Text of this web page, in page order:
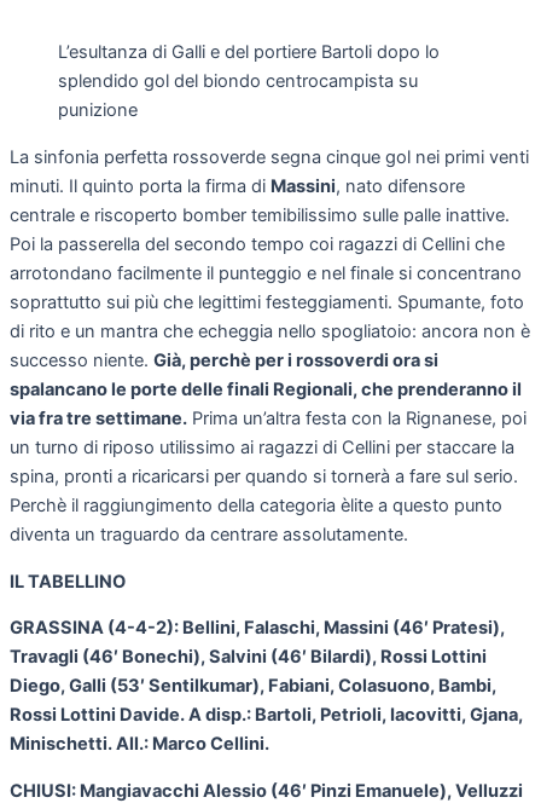
L’esultanza di Galli e del portiere Bartoli dopo lo
splendido gol del biondo centrocampista su
punizione
La sinfonia perfetta rossoverde segna cinque gol nei primi venti
minuti. Il quinto porta la firma di Massini, nato difensore
centrale e riscoperto bomber temibilissimo sulle palle inattive.
Poi la passerella del secondo tempo coi ragazzi di Cellini che
arrotondano facilmente il punteggio e nel finale si concentrano
soprattutto sui più che legittimi festeggiamenti. Spumante, foto
di rito e un mantra che echeggia nello spogliatoio: ancora non è
successo niente. Già, perchè per i rossoverdi ora si
spalancano le porte delle finali Regionali, che prenderanno il
via fra tre settimane. Prima un’altra festa con la Rignanese, poi
un turno di riposo utilissimo ai ragazzi di Cellini per staccare la
spina, pronti a ricaricarsi per quando si tornerà a fare sul serio.
Perchè il raggiungimento della categoria èlite a questo punto
diventa un traguardo da centrare assolutamente.
IL TABELLINO
GRASSINA (4-4-2): Bellini, Falaschi, Massini (46′ Pratesi),
Travagli (46′ Bonechi), Salvini (46′ Bilardi), Rossi Lottini
Diego, Galli (53′ Sentilkumar), Fabiani, Colasuono, Bambi,
Rossi Lottini Davide. A disp.: Bartoli, Petrioli, Iacovitti, Gjana,
Minischetti. All.: Marco Cellini.
CHIUSI: Mangiavacchi Alessio (46′ Pinzi Emanuele), Velluzzi